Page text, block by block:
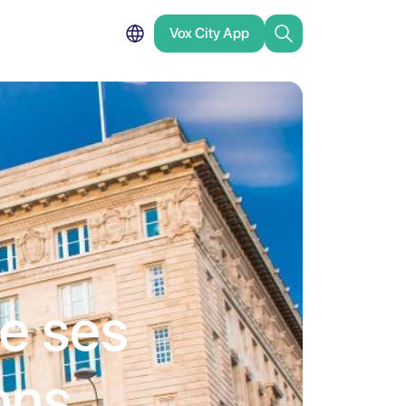
Vox City App
ses